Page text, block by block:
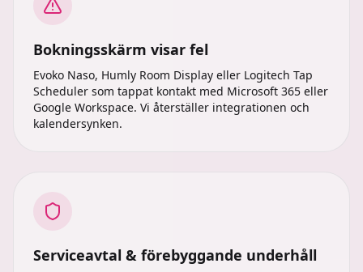
Bokningsskärm visar fel
Evoko Naso, Humly Room Display eller Logitech Tap
Scheduler som tappat kontakt med Microsoft 365 eller
Google Workspace. Vi återställer integrationen och
kalender­synken.
Serviceavtal & förebyggande underhåll